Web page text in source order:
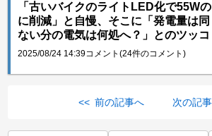
「古いバイクのライトLED化で55W
に削減」と自慢、そこに「発電量は
ない分の電気は何処へ？」とのツッ
2025/08/24 14:39コメント(24件のコメント)
<< 前の記事へ 次の記